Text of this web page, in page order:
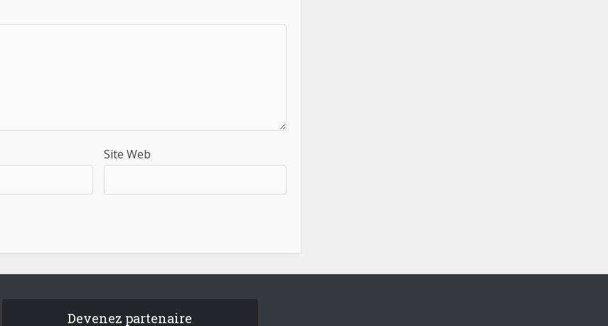
Site Web
Devenez partenaire